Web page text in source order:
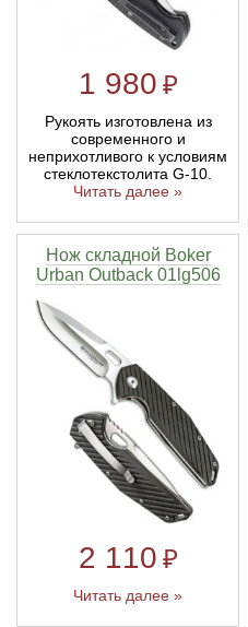
1 980 ₽
Рукоять изготовлена из
современного и
неприхотливого к условиям
стеклотекстолита G-10.
Читать далее »
Нож складной Boker
Urban Outback 01lg506
2 110 ₽
Читать далее »